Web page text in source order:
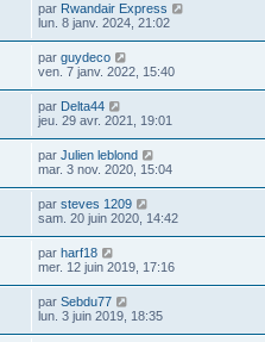
par Rwandair Express
lun. 8 janv. 2024, 21:02
par guydeco
ven. 7 janv. 2022, 15:40
par Delta44
jeu. 29 avr. 2021, 19:01
par Julien leblond
mar. 3 nov. 2020, 15:04
par steves 1209
sam. 20 juin 2020, 14:42
par harf18
mer. 12 juin 2019, 17:16
par Sebdu77
lun. 3 juin 2019, 18:35